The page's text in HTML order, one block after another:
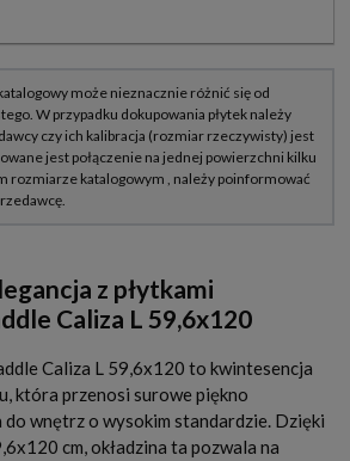
z płytkami
Caliza L 59,6x120
Caliza L 59,6x120 to kwintesencja
która przenosi surowe piękno
wnętrz o wysokim standardzie. Dzięki
cm, okładzina ta pozwala na